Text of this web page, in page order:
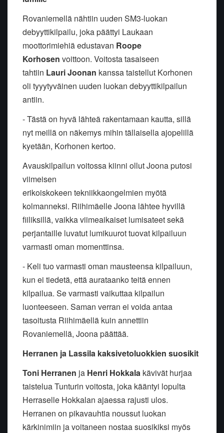
Rovaniemellä nähtiin uuden SM3-luokan
debyyttikilpailu, joka päättyi Laukaan
moottorimiehiä edustavan Roope
Korhosen voittoon. Voitosta tasaiseen
tahtiin Lauri Joonan kanssa taistellut Korhonen
oli tyyytyväinen uuden luokan debyyttikilpailun
antiin.
- Tästä on hyvä lähteä rakentamaan kautta, sillä
nyt meillä on näkemys mihin tällaisella ajopelillä
kyetään, Korhonen kertoo.
Avauskilpailun voitossa kiinni ollut Joona putosi
viimeisen
erikoiskokeen tekniikkaongelmien myötä
kolmanneksi. Riihimäelle Joona lähtee hyvillä
fiiliksillä, vaikka viimeaikaiset lumisateet sekä
perjantaille luvatut lumikuurot tuovat kilpailuun
varmasti oman momenttinsa.
- Keli tuo varmasti oman mausteensa kilpailuun,
kun ei tiedetä, että aurataanko teitä ennen
kilpailua. Se varmasti vaikuttaa kilpailun
luonteeseen. Saman verran ei voida antaa
tasoitusta Riihimäellä kuin annettiin
Rovaniemellä, Joona päättää.
Herranen ja Lassila kaksivetoluokkien suosikit
Toni Herranen ja Henri Hokkala kävivät hurjaa
taistelua Tunturin voitosta, joka kääntyi lopulta
Herraselle Hokkalan ajaessa rajusti ulos.
Herranen on pikavauhtia noussut luokan
kärkinimiin ja voitaneen nostaa suosikiksi myös